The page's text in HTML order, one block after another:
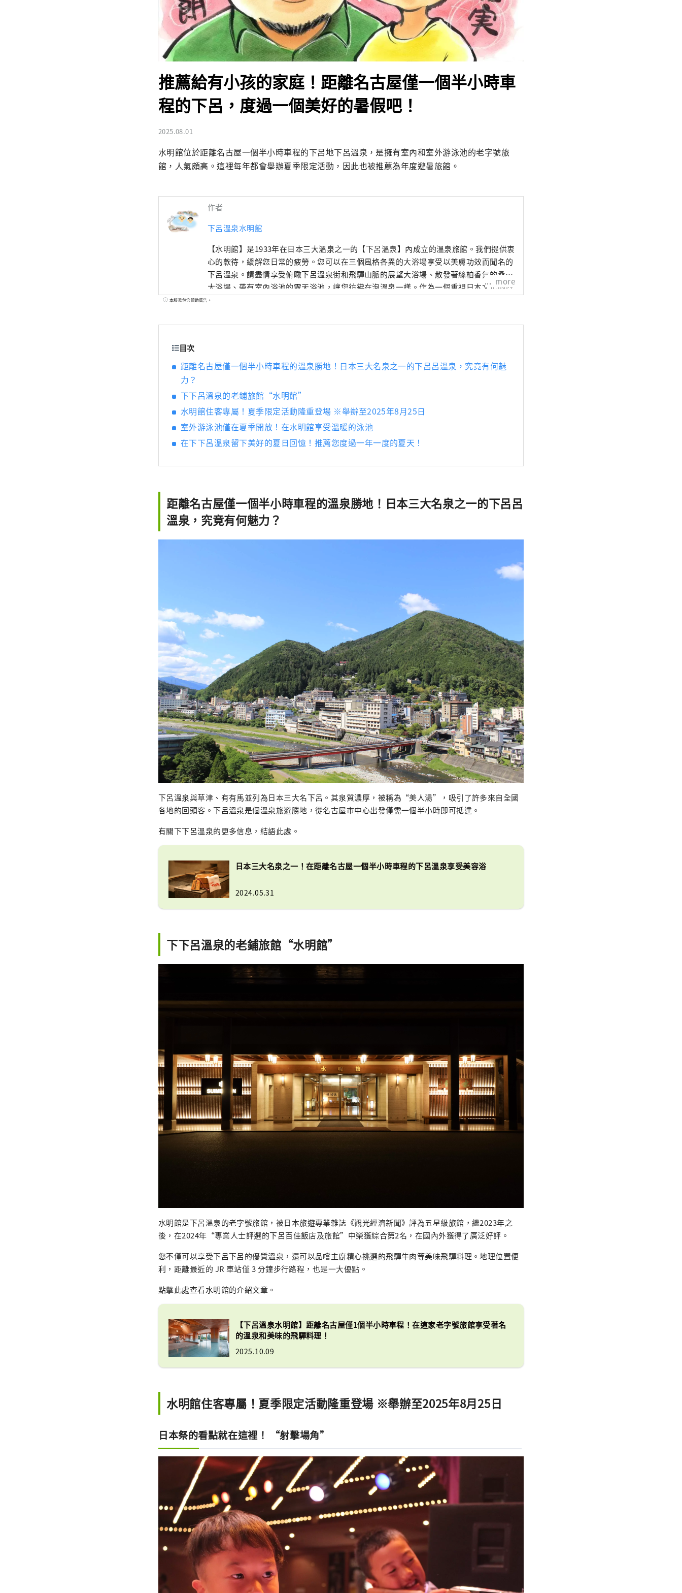
推薦給有小孩的家庭！距離名古屋僅一個半小時車
程的下呂，度過一個美好的暑假吧！
2025.08.01
水明館位於距離名古屋一個半小時車程的下呂地下呂溫泉，是擁有室內和室外游泳池的老字號旅
館，人氣頗高。這裡每年都會舉辦夏季限定活動，因此也被推薦為年度避暑旅館。
作者
下呂溫泉水明館
【水明館】是1933年在日本三大溫泉之一的【下呂溫泉】內成立的溫泉旅館。我們提供衷
心的款待，緩解您日常的疲勞。您可以在三個風格各異的大浴場享受以美膚功效而聞名的
下呂溫泉。請盡情享受俯瞰下呂溫泉街和飛驒山脈的展望大浴場、散發著絲柏香氣的桑拿
大浴場、帶有室內浴池的露天浴池，讓您彷彿在泡溫泉一樣。作為一個重視日本文化的博
物館，我們也展示了日本庭園、正宗的能舞台、茶室等著名藝術家的藝術作品。 我們還設
可以品嚐飛鎢名產「飛驒牛」的套餐。 除了入住可以感受到日本傳統的日式客房外，我們
more
本服務包含贊助廣告。
目次
距離名古屋僅一個半小時車程的溫泉勝地！日本三大名泉之一的下呂呂溫泉，究竟有何魅
力？
下下呂溫泉的老鋪旅館“水明館”
水明館住客專屬！夏季限定活動隆重登場 ※舉辦至2025年8月25日
室外游泳池僅在夏季開放！在水明館享受溫暖的泳池
在下下呂溫泉留下美好的夏日回憶！推薦您度過一年一度的夏天！
距離名古屋僅一個半小時車程的溫泉勝地！日本三大名泉之一的下呂呂
溫泉，究竟有何魅力？
下呂溫泉與草津、有有馬並列為日本三大名下呂。其泉質濃厚，被稱為“美人湯”，吸引了許多來自全國
各地的回頭客。下呂溫泉是個溫泉旅遊勝地，從名古屋市中心出發僅需一個半小時即可抵達。
有關下下呂溫泉的更多信息，結語此處。
日本三大名泉之一！在距離名古屋一個半小時​​車程的下呂溫泉享受美容浴
2024.05.31
下下呂溫泉的老鋪旅館“水明館”
水明館是下呂溫泉的老字號旅館，被日本旅遊專業雜誌《觀光經濟新聞》評為五星級旅館，繼2023年之
後，在2024年“專業人士評選的下呂百佳飯店及旅館”中榮獲綜合第2名，在國內外獲得了廣泛好評。
您不僅可以享受下呂下呂的優質溫泉，還可以品嚐主廚精心挑選的飛驒牛肉等美味飛驒料理。地理位置便
利，距離最近的 JR 車站僅 3 分鐘步行路程，也是一大優點。
點擊此處查看水明館的介紹文章。
【下呂溫泉水明館】距離名古屋僅1個半小時車程！在這家老字號旅館享受著名
的溫泉和美味的飛驒料理！
2025.10.09
水明館住客專屬！夏季限定活動隆重登場 ※舉辦至2025年8月25日
日本祭的看點就在這裡！ “射擊場角”